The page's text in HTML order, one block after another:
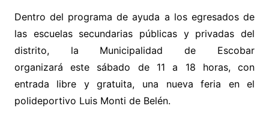
Dentro del programa de ayuda a losegresados de
las escuelas secundarias públicas y privadas del
distrito, la Municipalidad de Escobar
organizará este sábado de 11 a 18 horas, con
entrada libre y gratuita, una nueva feria en el
polideportivo Luis Monti de Belén.